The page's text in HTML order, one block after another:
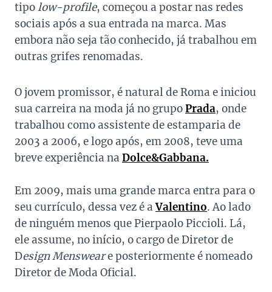
tipolow-profile, começou a postar nas redes
sociais após a sua entrada na marca. Mas
embora não seja tão conhecido, já trabalhou em
outras grifes renomadas.
O jovem promissor, é natural de Roma e iniciou
sua carreira na moda já no grupoPrada, onde
trabalhou como assistente de estamparia de
2003 a 2006, e logo após, em 2008, teve uma
breve experiência na Dolce&Gabbana.
Em 2009, mais uma grande marca entra para o
seu currículo, dessa vez é aValentino. Ao lado
de ninguém menos que Pierpaolo Piccioli. Lá,
ele assume, no início, o cargo de Diretor de
Design Mensweare posteriormente é nomeado
Diretor de Moda Oficial.